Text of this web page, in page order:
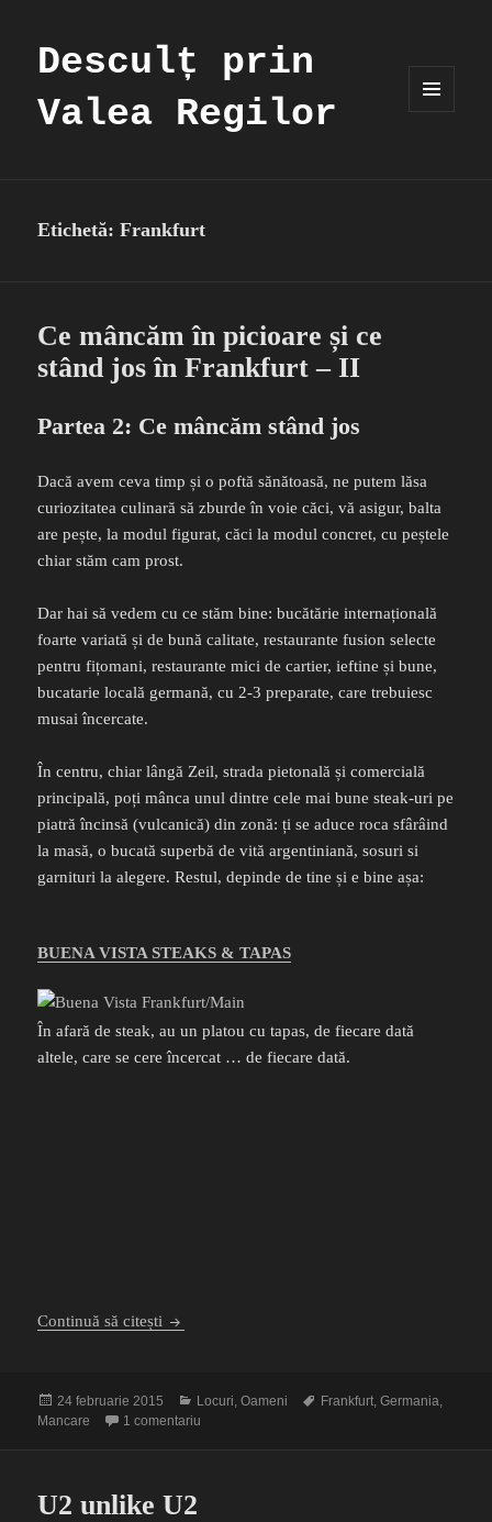
Desculț prin
Valea Regilor
Etichetă:Frankfurt
Ce mâncăm în picioare și ce
stând jos în Frankfurt – II
Partea 2: Ce mâncăm stând jos
Dacă avem ceva timp și o poftă sănătoasă, ne putem lăsa
curiozitatea culinară să zburde în voie căci, vă asigur, balta
are pește, la modul figurat, căci la modul concret, cu peștele
chiar stăm cam prost.
Dar hai să vedem cu ce stăm bine: bucătărie internațională
foarte variată și de bună calitate, restaurante fusion selecte
pentru fițomani, restaurante mici de cartier, ieftine și bune,
bucatarie locală germană, cu 2-3 preparate, care trebuiesc
musai încercate.
În centru, chiar lângă Zeil, strada pietonală și comercială
principală, poți mânca unul dintre cele mai bune steak-uri pe
piatră încinsă (vulcanică) din zonă: ți se aduce roca sfârâind
la masă, o bucată superbă de vită argentiniană, sosuri si
garnituri la alegere. Restul, depinde de tine și e bine așa:
BUENA VISTA STEAKS & TAPAS
În afară de steak, au un platou cu tapas, de fiecare dată
altele, care se cere încercat … de fiecare dată.
Continuă să citești Ce mâncăm în picioare și ce stând jos în
Publicat
pe
24 februarie 2015 Categorii
Locuri,Oameni Etichete
Frankfurt,Germania,
Mancare
1 comentariu
U2 unlike U2